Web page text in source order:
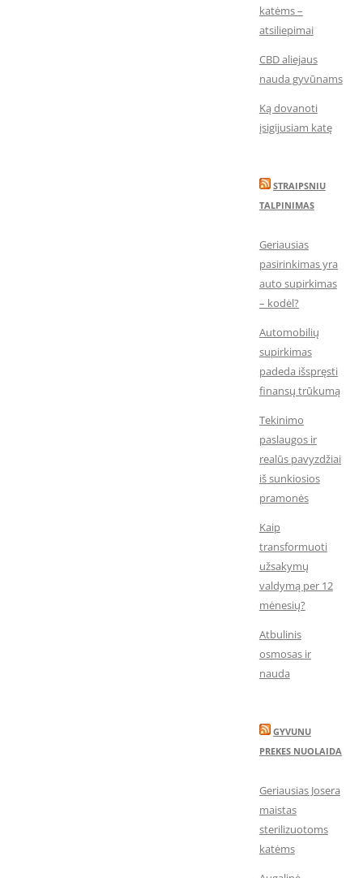
katėms –
atsiliepimai
CBD aliejaus
nauda gyvūnams
Ką dovanoti
įsigijusiam katę
STRAIPSNIU
TALPINIMAS
Geriausias
pasirinkimas yra
auto supirkimas
– kodėl?
Automobilių
supirkimas
padeda išspręsti
finansų trūkumą
Tekinimo
paslaugos ir
realūs pavyzdžiai
iš sunkiosios
pramonės
Kaip
transformuoti
užsakymų
valdymą per 12
mėnesių?
Atbulinis
osmosas ir
nauda
GYVUNU
PREKES NUOLAIDA
Geriausias Josera
maistas
sterilizuotoms
katėms